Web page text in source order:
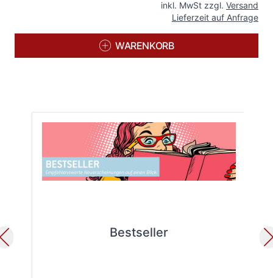
inkl. MwSt zzgl. Versand
Lieferzeit auf Anfrage
WARENKORB
Bestseller